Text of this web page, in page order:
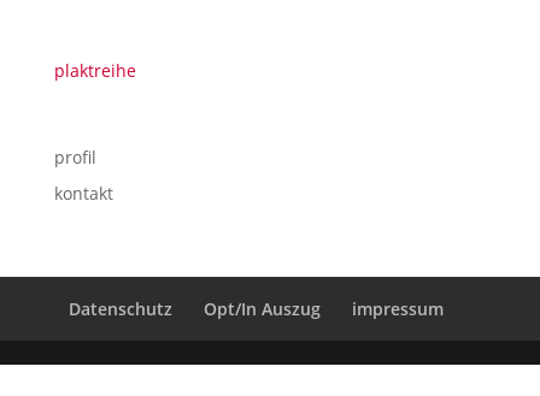
plaktreihe
profil
kontakt
Datenschutz Opt/In Auszug impressum